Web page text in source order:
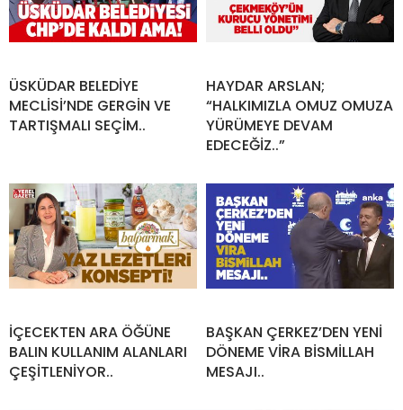
ÜSKÜDAR BELEDİYE
MECLİSİ’NDE GERGİN VE
TARTIŞMALI SEÇİM..
HAYDAR ARSLAN;
“HALKIMIZLA OMUZ OMUZA
YÜRÜMEYE DEVAM
EDECEĞİZ..”
İÇECEKTEN ARA ÖĞÜNE
BALIN KULLANIM ALANLARI
ÇEŞİTLENİYOR..
BAŞKAN ÇERKEZ’DEN YENİ
DÖNEME VİRA BİSMİLLAH
MESAJI..